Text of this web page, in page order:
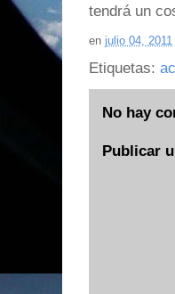
tendrá un
en julio 04, 2011
Etiquetas:
No hay
Publicar